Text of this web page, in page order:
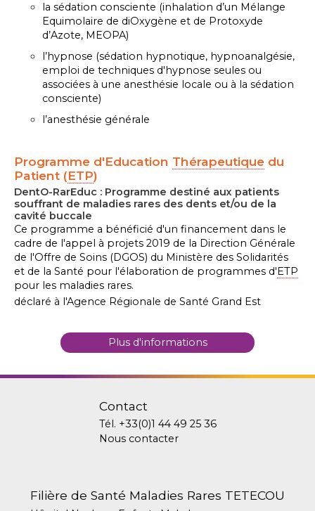
la sédation consciente (inhalation d’un Mélange
Equimolaire de diOxygène et de Protoxyde
d’Azote, MEOPA)
l’hypnose (sédation hypnotique, hypnoanalgésie,
emploi de techniques d'hypnose seules ou
associées à une anesthésie locale ou à la sédation
consciente)
l’anesthésie générale
Programme d'Education Thérapeutique du
Patient (ETP)
DentO-RarEduc : Programme destiné aux patients
souffrant de maladies rares des dents et/ou de la
cavité buccale
Ce programme a bénéficié d'un financement dans le
cadre de l'appel à projets 2019 de la Direction Générale
de l'Offre de Soins (DGOS) du Ministère des Solidarités
et de la Santé pour l'élaboration de programmes d'ETP
pour les maladies rares.
déclaré à l'Agence Régionale de Santé Grand Est
Plus d'informations
Contact
Tél. +33(0)1 44 49 25 36
Nous contacter
Filière de Santé Maladies Rares TETECOU